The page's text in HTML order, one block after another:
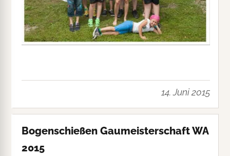
14. Juni 2015
Bogenschießen Gaumeisterschaft WA
2015